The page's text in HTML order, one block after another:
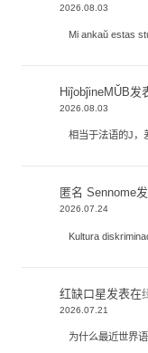
2026.08.03
Mi ankaŭ estas
HiĵobĵineMŬB发
2026.08.03
相当于法语的J，
匿名 Sennome
2026.07.24
Kultura
红缺口星发表在
2026.07.21
为什么最近世界